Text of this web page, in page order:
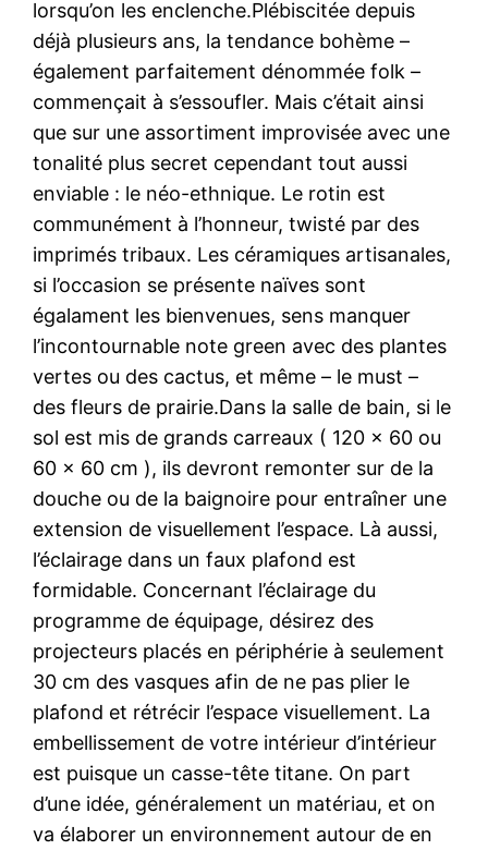
lorsqu’on les enclenche.Plébiscitée depuis
déjà plusieurs ans, la tendance bohème –
également parfaitement dénommée folk –
commençait à s’essoufler. Mais c’était ainsi
que sur une assortiment improvisée avec une
tonalité plus secret cependant tout aussi
enviable : le néo-ethnique. Le rotin est
communément à l’honneur, twisté par des
imprimés tribaux. Les céramiques artisanales,
si l’occasion se présente naïves sont
égalament les bienvenues, sens manquer
l’incontournable note green avec des plantes
vertes ou des cactus, et même – le must –
des fleurs de prairie.Dans la salle de bain, si le
sol est mis de grands carreaux ( 120 x 60 ou
60 x 60 cm ), ils devront remonter sur de la
douche ou de la baignoire pour entraîner une
extension de visuellement l’espace. Là aussi,
l’éclairage dans un faux plafond est
formidable. Concernant l’éclairage du
programme de équipage, désirez des
projecteurs placés en périphérie à seulement
30 cm des vasques afin de ne pas plier le
plafond et rétrécir l’espace visuellement. La
embellissement de votre intérieur d’intérieur
est puisque un casse-tête titane. On part
d’une idée, généralement un matériau, et on
va élaborer un environnement autour de en